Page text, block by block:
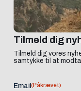
Tilmeld dig
Tilmeld dig vores
samtykke til at
Email (Påkrævet)